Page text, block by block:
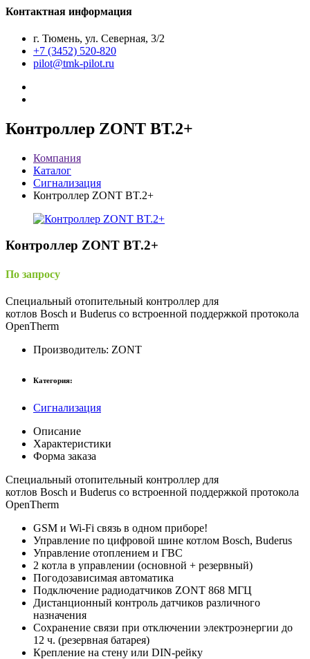
Контактная информация
г. Тюмень, ул. Северная, 3/2
+7 (3452) 520-820
pilot@tmk-pilot.ru
Контроллер ZONT BT.2+
Компания
Каталог
Сигнализация
Контроллер ZONT BT.2+
Контроллер ZONT BT.2+
По запросу
Специальный отопительный контроллер для
котлов Bosch и Buderus со встроенной поддержкой протокола
OpenTherm
Производитель: ZONT
Категория:
Сигнализация
Описание
Характеристики
Форма заказа
Специальный отопительный контроллер для
котлов Bosch и Buderus со встроенной поддержкой протокола
OpenTherm
GSM и Wi-Fi связь в одном приборе!
Управление по цифровой шине котлом Bosch, Buderus
Управление отоплением и ГВС
2 котла в управлении (основной + резервный)
Погодозависимая автоматика
Подключение радиодатчиков ZONT 868 МГЦ
Дистанционный контроль датчиков различного
назначения
Сохранение связи при отключении электроэнергии до
12 ч. (резервная батарея)
Крепление на стену или DIN-рейку